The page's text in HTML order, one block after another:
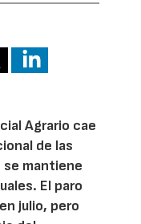
Agrario cae
de las
se mantiene
El paro
julio, pero